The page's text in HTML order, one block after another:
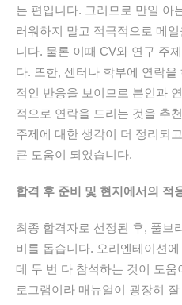
는 편입니다. 그러므로 만일 아
러워하지 말고 적극적으로 메
니다. 물론 이때 CV와 연구 주
다. 또한, 센터나 학부에 연락
적인 반응을 보이므로 본인과
적으로 연락을 드리는 것을 추
주제에 대한 생각이 더 정리되
큰 도움이 되었습니다.
합격 후 준비 및 현지에서의 적
최종 합격자로 선정된 후, 풀브
비를 돕습니다. 오리엔테이션
데 두 번 다 참석하는 것이 도
로그램이라 매뉴얼이 굉장히